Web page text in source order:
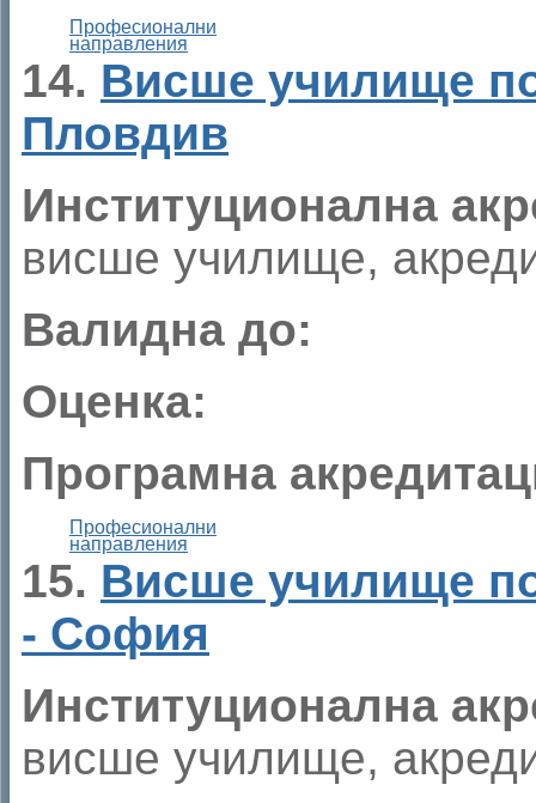
Професионални
направления
14. Висше училище
Пловдив
Институционална
висше училище,
Валидна до:
Оценка:
Програмна
Професионални
направления
15. Висше училище
- София
Институционална
висше училище,